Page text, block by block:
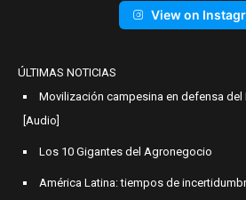
View on
ÚLTIMAS NOTICIAS
Movilización campesina en defensa del
[Audio]
Los 10 Gigantes del Agronegocio
América Latina: tiempos de